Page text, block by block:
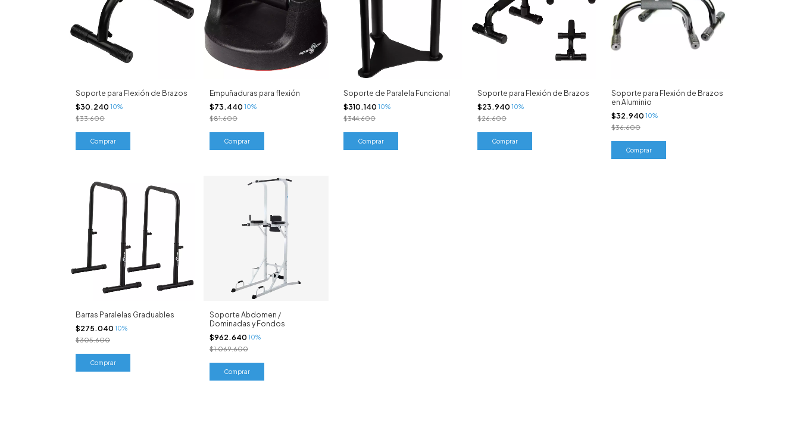
Soporte para Flexión de Brazos
$30.240 10%
$33.600
Empuñaduras para flexión
$73.440 10%
$81.600
Soporte de Paralela Funcional
$310.140 10%
$344.600
Soporte para Flexión de Brazos
$23.940 10%
$26.600
Soporte para Flexión de Brazos
en Aluminio
$32.940 10%
$36.600
Barras Paralelas Graduables
$275.040 10%
$305.600
Soporte Abdomen /
Dominadas y Fondos
$962.640 10%
$1.069.600